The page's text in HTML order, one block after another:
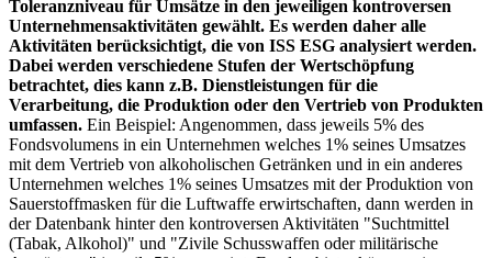
Toleranzniveau für Umsätze in den jeweiligen kontroversen
Unternehmensaktivitäten gewählt. Es werden daher alle
Aktivitäten berücksichtigt, die von ISS ESG analysiert werden.
Dabei werden verschiedene Stufen der Wertschöpfung
betrachtet, dies kann z.B. Dienstleistungen für die
Verarbeitung, die Produktion oder den Vertrieb von Produkten
umfassen. Ein Beispiel: Angenommen, dass jeweils 5% des
Fondsvolumens in ein Unternehmen welches 1% seines Umsatzes
mit dem Vertrieb von alkoholischen Getränken und in ein anderes
Unternehmen welches 1% seines Umsatzes mit der Produktion von
Sauerstoffmasken für die Luftwaffe erwirtschaften, dann werden in
der Datenbank hinter den kontroversen Aktivitäten "Suchtmittel
(Tabak, Alkohol)" und "Zivile Schusswaffen oder militärische